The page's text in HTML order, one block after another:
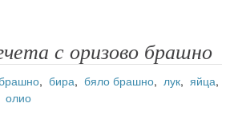
с оризово брашно
, бира, бяло брашно, лук, яйца,
олио